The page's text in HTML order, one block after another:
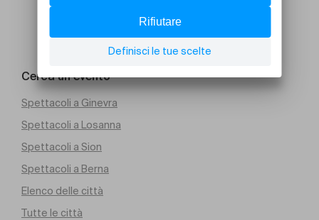
Cerca un evento
Spettacoli a Ginevra
Spettacoli a Losanna
Spettacoli a Sion
Spettacoli a Berna
Elenco delle città
Tutte le città